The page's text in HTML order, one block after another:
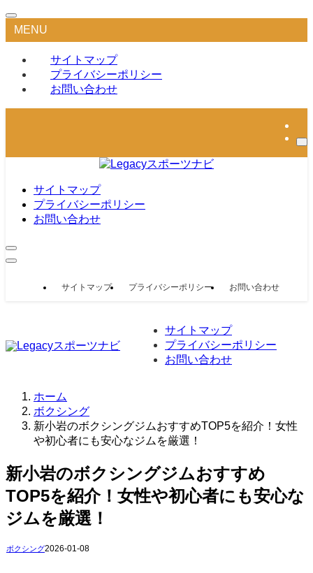
MENU
サイトマップ
プライバシーポリシー
お問い合わせ
サイトマップ
プライバシーポリシー
お問い合わせ
サイトマップ プライバシーポリシー お問い合わせ
サイトマップ
プライバシーポリシー
お問い合わせ
ホーム
ボクシング
新小岩のボクシングジムおすすめTOP5を紹介！女性
や初心者にも安心なジムを厳選！
新小岩のボクシングジムおすすめ
TOP5を紹介！女性や初心者にも安心な
ジムを厳選！
ボクシング2026-01-08